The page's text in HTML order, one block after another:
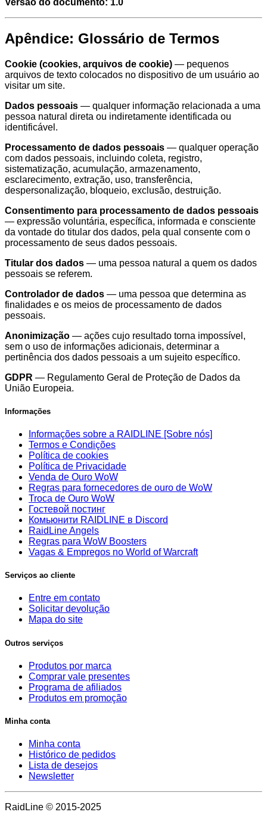
Apêndice: Glossário de Termos
Cookie (cookies, arquivos de cookie) — pequenos
arquivos de texto colocados no dispositivo de um usuário ao
visitar um site.
Dados pessoais — qualquer informação relacionada a uma
pessoa natural direta ou indiretamente identificada ou
identificável.
Processamento de dados pessoais — qualquer operação
com dados pessoais, incluindo coleta, registro,
sistematização, acumulação, armazenamento,
esclarecimento, extração, uso, transferência,
despersonalização, bloqueio, exclusão, destruição.
Consentimento para processamento de dados pessoais
— expressão voluntária, específica, informada e consciente
da vontade do titular dos dados, pela qual consente com o
processamento de seus dados pessoais.
Titular dos dados — uma pessoa natural a quem os dados
pessoais se referem.
Controlador de dados — uma pessoa que determina as
finalidades e os meios de processamento de dados
pessoais.
Anonimização — ações cujo resultado torna impossível,
sem o uso de informações adicionais, determinar a
pertinência dos dados pessoais a um sujeito específico.
GDPR — Regulamento Geral de Proteção de Dados da
União Europeia.
Informações
Informações sobre a RAIDLINE [Sobre nós]
Termos e Condições
Política de cookies
Política de Privacidade
Venda de Ouro WoW
Regras para fornecedores de ouro de WoW
Troca de Ouro WoW
Гостевой постинг
Комьюнити RAIDLINE в Discord
RaidLine Angels
Regras para WoW Boosters
Vagas & Empregos no World of Warcraft
Serviços ao cliente
Entre em contato
Solicitar devolução
Mapa do site
Outros serviços
Produtos por marca
Comprar vale presentes
Programa de afiliados
Produtos em promoção
Minha conta
Minha conta
Histórico de pedidos
Lista de desejos
Newsletter
RaidLine © 2015-2025